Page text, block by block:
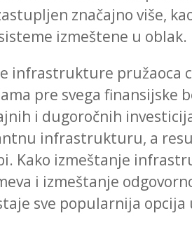
značajno više,
izmeštene u oblak.
infrastrukture pružaoca
pre svega finansijske
i dugoročnih
infrastrukturu, a
Kako izmeštanje
i izmeštanje
sve popularnija